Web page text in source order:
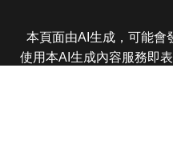
本頁面由AI生成，可能會
使用本AI生成內容服務即